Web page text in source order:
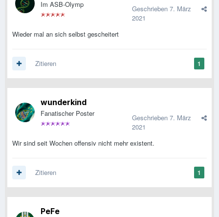
Im ASB-Olymp Geschrieben 7. März
2021
Wieder mal an sich selbst gescheitert
1
Zitieren
wunderkind
Fanatischer Poster Geschrieben 7. März
2021
Wir sind seit Wochen offensiv nicht mehr existent.
1
Zitieren
PeFe